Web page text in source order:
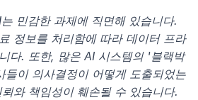
민감한 과제에 직면해 있습니다.
정보를 처리함에 따라 데이터 프라
다. 또한, 많은 AI 시스템의 '블랙박
이 의사결정이 어떻게 도출되었는
와 책임성이 훼손될 수 있습니다.